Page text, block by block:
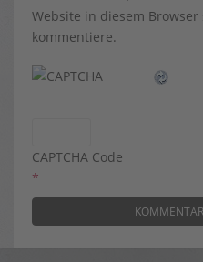
Website in diesem
kommentiere.
CAPTCHA Code
*